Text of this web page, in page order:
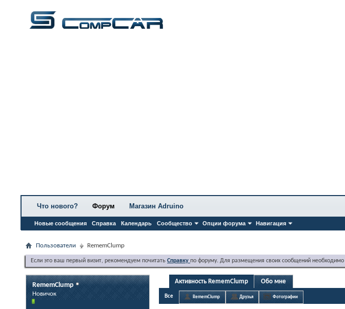
Что нового? Форум
Новые сообщения Справка Календарь Сообщество Опции форума Навигация
Магазин Adruino
Пользователи RememClump
Если это ваш первый визит, рекомендуем почитать Справку по форуму. Для размещения своих сообщений необходимо
RememClump
Новичок
Активность RememClump Обо мне
Все RememClump Друзья Фотографии